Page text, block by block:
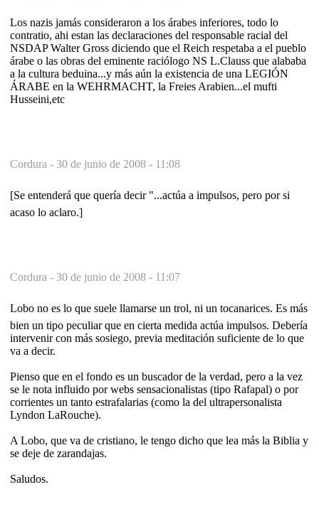
Los nazis jamás consideraron a los árabes inferiores, todo lo
contratio, ahi estan las declaraciones del responsable racial del
NSDAP Walter Gross diciendo que el Reich respetaba a el pueblo
árabe o las obras del eminente raciólogo NS L.Clauss que alababa
a la cultura beduina...y más aún la existencia de una LEGIÓN
ÁRABE en la WEHRMACHT, la Freies Arabien...el mufti
Husseini,etc
Cordura - 30 de junio de 2008 - 11:08
[Se entenderá que quería decir "...actúa a impulsos, pero por si
acaso lo aclaro.]
Cordura - 30 de junio de 2008 - 11:07
Lobo no es lo que suele llamarse un trol, ni un tocanarices. Es más
bien un tipo peculiar que en cierta medida actúa impulsos. Debería
intervenir con más sosiego, previa meditación suficiente de lo que
va a decir.
Pienso que en el fondo es un buscador de la verdad, pero a la vez
se le nota influido por webs sensacionalistas (tipo Rafapal) o por
corrientes un tanto estrafalarias (como la del ultrapersonalista
Lyndon LaRouche).
A Lobo, que va de cristiano, le tengo dicho que lea más la Biblia y
se deje de zarandajas.
Saludos.